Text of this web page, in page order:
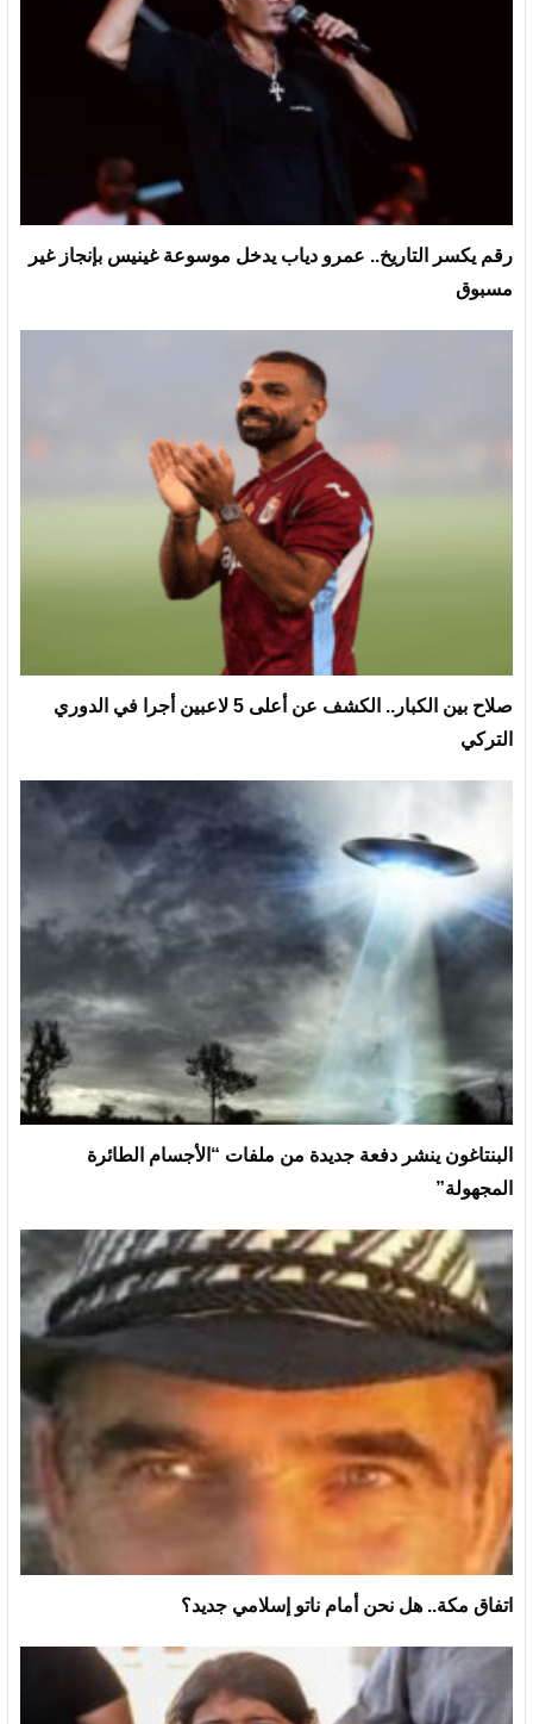
رقم يكسر التاريخ.. عمرو دياب يدخل موسوعة غينيس بإنجاز غير
مسبوق
صلاح بين الكبار.. الكشف عن أعلى 5 لاعبين أجرا في الدوري
التركي
البنتاغون ينشر دفعة جديدة من ملفات “الأجسام الطائرة
المجهولة”
اتفاق مكة.. هل نحن أمام ناتو إسلامي جديد؟